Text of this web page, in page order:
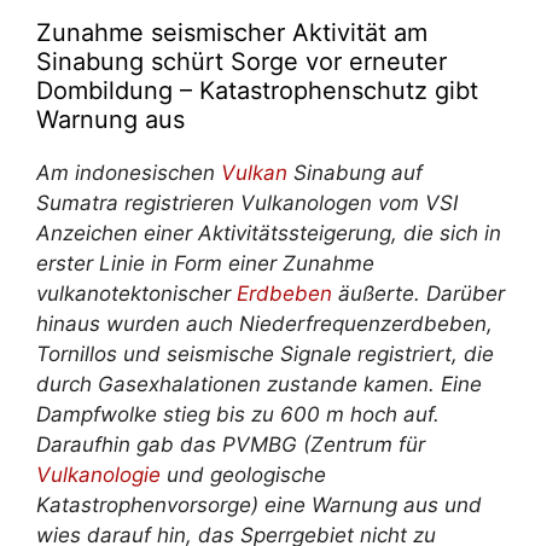
Zunahme seismischer Aktivität am
Sinabung schürt Sorge vor erneuter
Dombildung – Katastrophenschutz gibt
Warnung aus
Am indonesischen Vulkan Sinabung auf
Sumatra registrieren Vulkanologen vom VSI
Anzeichen einer Aktivitätssteigerung, die sich in
erster Linie in Form einer Zunahme
vulkanotektonischer Erdbeben äußerte. Darüber
hinaus wurden auch Niederfrequenzerdbeben,
Tornillos und seismische Signale registriert, die
durch Gasexhalationen zustande kamen. Eine
Dampfwolke stieg bis zu 600 m hoch auf.
Daraufhin gab das PVMBG (Zentrum für
Vulkanologie und geologische
Katastrophenvorsorge) eine Warnung aus und
wies darauf hin, das Sperrgebiet nicht zu